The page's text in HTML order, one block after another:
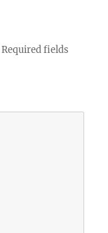
Required fields